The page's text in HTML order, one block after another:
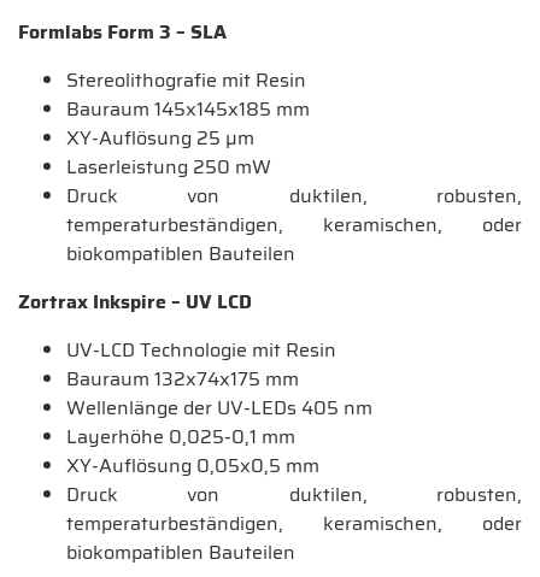
Formlabs Form 3 – SLA
Stereolithografie mit Resin
Bauraum 145x145x185 mm
XY-Auflösung 25 µm
Laserleistung 250 mW
Druck von duktilen, robusten,
temperaturbeständigen, keramischen, oder
biokompatiblen Bauteilen
Zortrax Inkspire – UV LCD
UV-LCD Technologie mit Resin
Bauraum 132x74x175 mm
Wellenlänge der UV-LEDs 405 nm
Layerhöhe 0,025-0,1 mm
XY-Auflösung 0,05x0,5 mm
Druck von duktilen, robusten,
temperaturbeständigen, keramischen, oder
biokompatiblen Bauteilen